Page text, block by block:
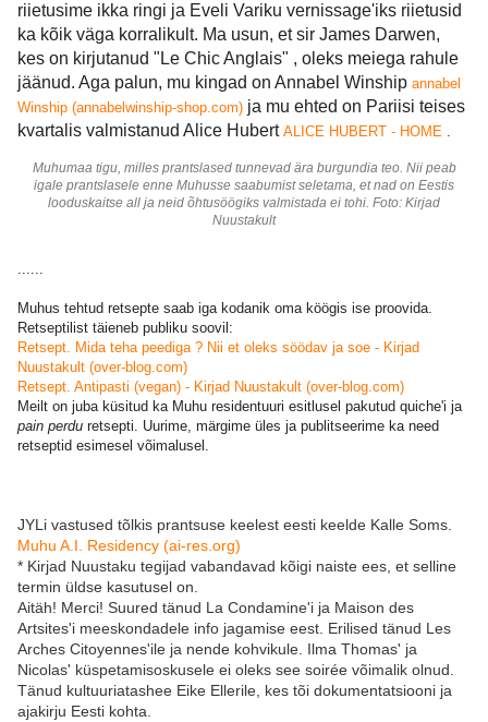
riietusime ikka ringi ja Eveli Variku vernissage'iks riietusid
ka kõik väga korralikult. Ma usun, et sir James Darwen,
kes on kirjutanud "Le Chic Anglais" , oleks meiega rahule
jäänud. Aga palun, mu kingad on Annabel Winship annabel
Winship (annabelwinship-shop.com) ja mu ehted on Pariisi teises
kvartalis valmistanud Alice Hubert ALICE HUBERT - HOME .
Muhumaa tigu, milles prantslased tunnevad ära burgundia teo. Nii peab
igale prantslasele enne Muhusse saabumist seletama, et nad on Eestis
looduskaitse all ja neid õhtusöögiks valmistada ei tohi. Foto: Kirjad
Nuustakult
......
Muhus tehtud retsepte saab iga kodanik oma köögis ise proovida.
Retseptilist täieneb publiku soovil:
Retsept. Mida teha peediga ? Nii et oleks söödav ja soe - Kirjad
Nuustakult (over-blog.com)
Retsept. Antipasti (vegan) - Kirjad Nuustakult (over-blog.com)
Meilt on juba küsitud ka Muhu residentuuri esitlusel pakutud quiche'i ja
pain perdu retsepti. Uurime, märgime üles ja publitseerime ka need
retseptid esimesel võimalusel.
JYLi vastused tõlkis prantsuse keelest eesti keelde Kalle Soms.
Muhu A.I. Residency (ai-res.org)
* Kirjad Nuustaku tegijad vabandavad kõigi naiste ees, et selline
termin üldse kasutusel on.
Aitäh! Merci! Suured tänud La Condamine'i ja Maison des
Artsites'i meeskondadele info jagamise eest. Erilised tänud Les
Arches Citoyennes'ile ja nende kohvikule. Ilma Thomas' ja
Nicolas' küspetamisoskusele ei oleks see soirée võimalik olnud.
Tänud kultuuriatashee Eike Ellerile, kes tõi dokumentatsiooni ja
ajakirju Eesti kohta.